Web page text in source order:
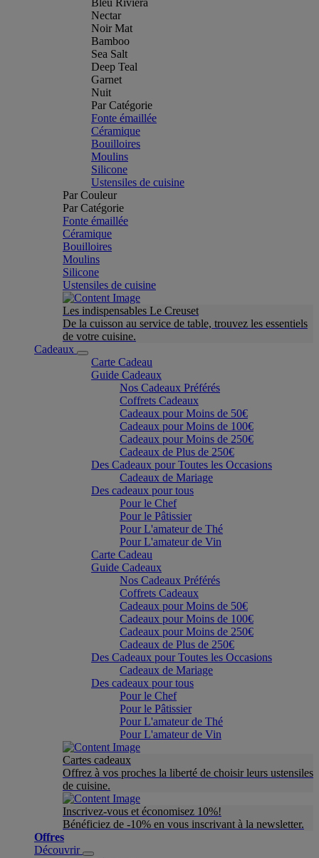
Bleu Riviera
Nectar
Noir Mat
Bamboo
Sea Salt
Deep Teal
Garnet
Nuit
Par Catégorie
Fonte émaillée
Céramique
Bouilloires
Moulins
Silicone
Ustensiles de cuisine
Par Couleur
Par Catégorie
Fonte émaillée
Céramique
Bouilloires
Moulins
Silicone
Ustensiles de cuisine
Les indispensables Le Creuset
De la cuisson au service de table, trouvez les essentiels
de votre cuisine.
Cadeaux
Carte Cadeau
Guide Cadeaux
Nos Cadeaux Préférés
Coffrets Cadeaux
Cadeaux pour Moins de 50€
Cadeaux pour Moins de 100€
Cadeaux pour Moins de 250€
Cadeaux de Plus de 250€
Des Cadeaux pour Toutes les Occasions
Cadeaux de Mariage
Des cadeaux pour tous
Pour le Chef
Pour le Pâtissier
Pour L'amateur de Thé
Pour L'amateur de Vin
Carte Cadeau
Guide Cadeaux
Nos Cadeaux Préférés
Coffrets Cadeaux
Cadeaux pour Moins de 50€
Cadeaux pour Moins de 100€
Cadeaux pour Moins de 250€
Cadeaux de Plus de 250€
Des Cadeaux pour Toutes les Occasions
Cadeaux de Mariage
Des cadeaux pour tous
Pour le Chef
Pour le Pâtissier
Pour L'amateur de Thé
Pour L'amateur de Vin
Cartes cadeaux
Offrez à vos proches la liberté de choisir leurs ustensiles
de cuisine.
Inscrivez-vous et économisez 10%!
Bénéficiez de -10% en vous inscrivant à la newsletter.
Offres
Découvrir